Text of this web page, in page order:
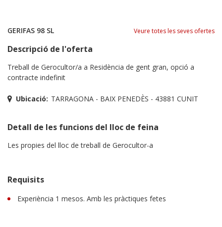
GERIFAS 98 SL Veure totes les seves ofertes
Descripció de l'oferta
Treball de Gerocultor/a a Residència de gent gran, opció a
contracte indefinit
Ubicació: TARRAGONA - BAIX PENEDÈS - 43881 CUNIT
Detall de les funcions del lloc de feina
Les propies del lloc de treball de Gerocultor-a
Requisits
Experiència 1 mesos. Amb les pràctiques fetes